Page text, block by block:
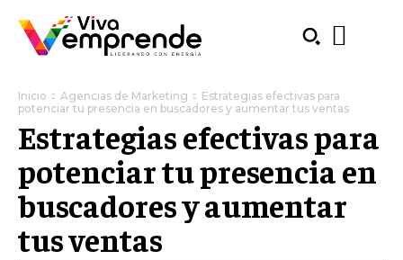
Inicio Agencias de Marketing
Estrategias efectivas para
potenciar tu presencia en buscadores y aumentar tus ventas
Estrategias efectivas para
potenciar tu presencia en
buscadores y aumentar
tus ventas